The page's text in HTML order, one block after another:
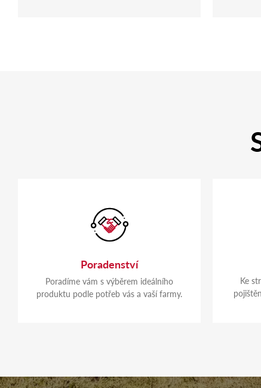
Poradenství
Poradíme vám s výběrem ideálního
produktu podle potřeb vás a vaší farmy.
Ke